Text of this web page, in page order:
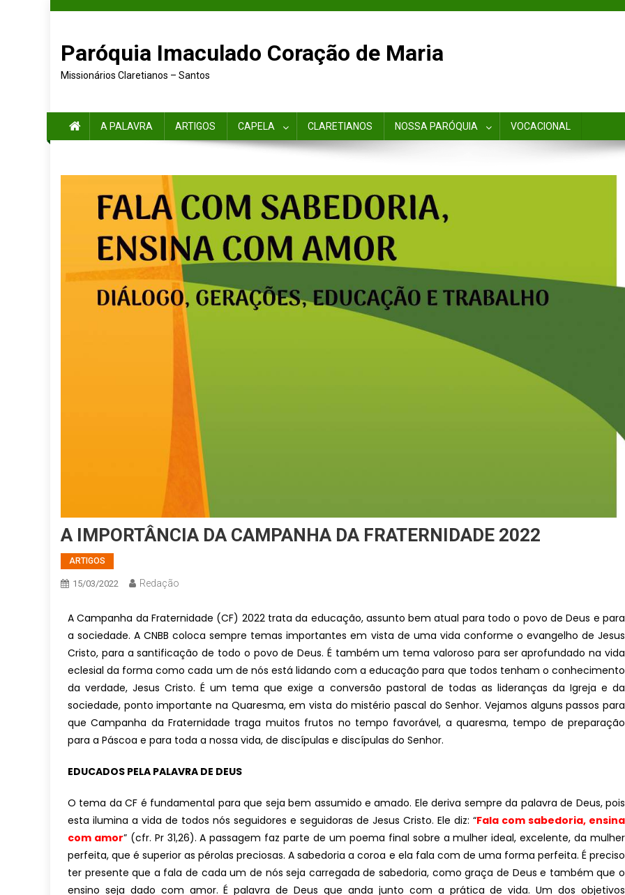
Paróquia Imaculado Coração de Maria
Missionários Claretianos – Santos
A PALAVRA ARTIGOS CAPELA CLARETIANOS NOSSA PARÓQUIA VOCACIONAL
A IMPORTÂNCIA DA CAMPANHA DA FRATERNIDADE 2022
ARTIGOS
15/03/2022 Redação
A Campanha da Fraternidade (CF) 2022 trata da educação, assunto bem atual para todo o povo de Deus e para
a sociedade. A CNBB coloca sempre temas importantes em vista de uma vida conforme o evangelho de Jesus
Cristo, para a santificação de todo o povo de Deus. É também um tema valoroso para ser aprofundado na vida
eclesial da forma como cada um de nós está lidando com a educação para que todos tenham o conhecimento
da verdade, Jesus Cristo. É um tema que exige a conversão pastoral de todas as lideranças da Igreja e da
sociedade, ponto importante na Quaresma, em vista do mistério pascal do Senhor. Vejamos alguns passos para
que Campanha da Fraternidade traga muitos frutos no tempo favorável, a quaresma, tempo de preparação
para a Páscoa e para toda a nossa vida, de discípulas e discípulas do Senhor.
EDUCADOS PELA PALAVRA DE DEUS
O tema da CF é fundamental para que seja bem assumido e amado. Ele deriva sempre da palavra de Deus, pois
esta ilumina a vida de todos nós seguidores e seguidoras de Jesus Cristo. Ele diz: “Fala com sabedoria, ensina
com amor” (cfr. Pr 31,26). A passagem faz parte de um poema final sobre a mulher ideal, excelente, da mulher
perfeita, que é superior as pérolas preciosas. A sabedoria a coroa e ela fala com de uma forma perfeita. É preciso
ter presente que a fala de cada um de nós seja carregada de sabedoria, como graça de Deus e também que o
ensino seja dado com amor. É palavra de Deus que anda junto com a prática de vida. Um dos objetivos